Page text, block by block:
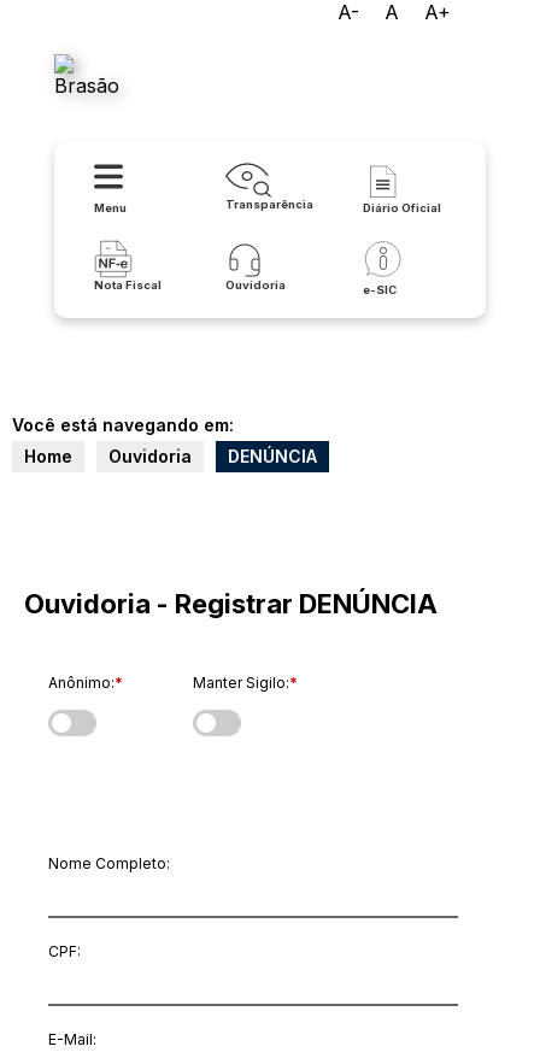
A- A A+
Menu Transparência Diário Oficial
Nota Fiscal Ouvidoria e-SIC
Você está navegando em:
Home
Ouvidoria DENÚNCIA
Ouvidoria - Registrar DENÚNCIA
Anônimo:* Manter Sigilo:*
Nome Completo:
CPF:
E-Mail: